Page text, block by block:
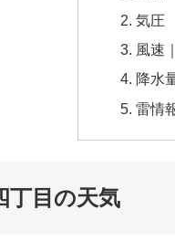
気圧
風速
降水
雷情
丁目の天気